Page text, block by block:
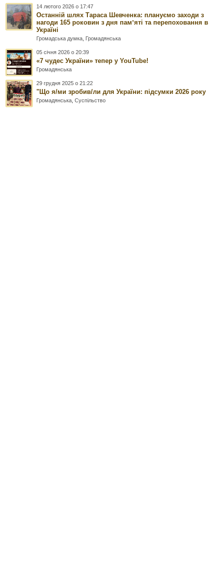
14 лютого 2026 о 17:47
Останній шлях Тараса Шевченка: плануємо заходи з
нагоди 165 роковин з дня памʼяті та перепоховання в
Україні
Громадська думка Громадянська
05 січня 2026 о 20:39
«7 чудес України» тепер у YouTube!
Громадянська
29 грудня 2025 о 21:22
"Що я/ми зробив/ли для України: підсумки 2026 року
Громадянська ,Суспільство